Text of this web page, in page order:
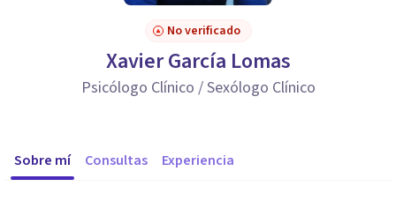
No verificado
Xavier García Lomas
Psicólogo Clínico / Sexólogo Clínico
Sobre mí Consultas Experiencia